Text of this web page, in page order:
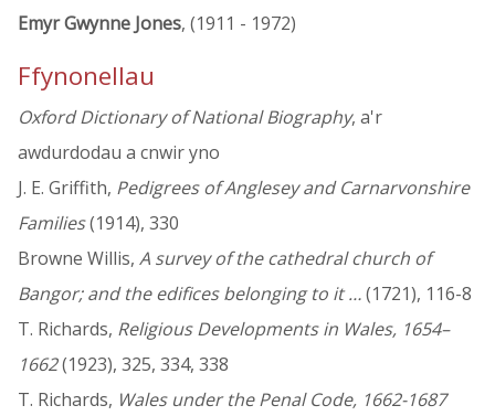
Emyr Gwynne Jones, (1911 - 1972)
Ffynonellau
Oxford Dictionary of National Biography, a'r
awdurdodau a cnwir yno
J. E. Griffith, Pedigrees of Anglesey and Carnarvonshire
Families(1914), 330
Browne Willis, A survey of the cathedral church of
Bangor; and the edifices belonging to it …(1721), 116-8
T. Richards, Religious Developments in Wales, 1654–
1662(1923), 325, 334, 338
T. Richards, Wales under the Penal Code, 1662-1687